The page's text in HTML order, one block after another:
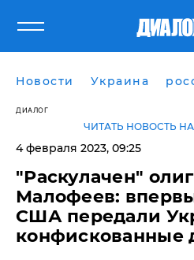
Новости Украина
ДИАЛОГ
ЧИТАТЬ НОВОСТЬ
4 февраля 2023, 09:25
"Раскулачен"
Малофеев:
США передали
конфискованные